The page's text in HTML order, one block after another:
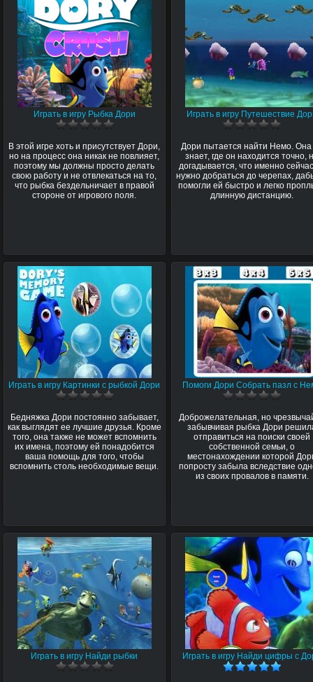
Играть в игру Рыбка Дори
В этой игре хоть и присутствует Дори,
но на процесс она никак не повлияет,
поэтому мы должны просто делать
свою работу и не отвлекаться на то,
что рыбка бездельничает в правой
стороне от игрового поля.
Играть в игру Путешествие
Дори пытается найти Немо. Она
знает, где он находится точно,
догадывается, что именно
нужно добраться до черепах,
помогли ей быстро и легко
длинную дистанцию.
Играть в игру Картинки с рыбкой Дори
Бедняжка Дори постоянно забывает,
как выглядят ее лучшие друзья. Кроме
того, она также не может вспомнить
их имена, поэтому ей понадобится
ваша помощь для того, чтобы
вспомнить столь необходимые вещи.
Помоги Дори Собрать пазл с
Доброжелательная, но
забывчивая рыбка Дори
отправиться на поиски своей
собственной семьи, о
местонахождении которой
попросту забыла вследствие
из своих провалов в памяти.
Играть в игру Найди рыбки Играть в игру Найди цифры с